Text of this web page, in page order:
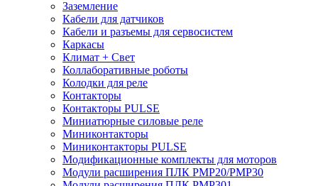
Заземление
Кабели для датчиков
Кабели и разъемы для сервосистем
Каркасы
Климат + Свет
Коллаборативные роботы
Колодки для реле
Контакторы
Контакторы PULSE
Миниатюрные силовые реле
Миниконтакторы
Миниконтакторы PULSE
Модификационные комплекты для моторов
Модули расширения ПЛК PMP20/PMP30